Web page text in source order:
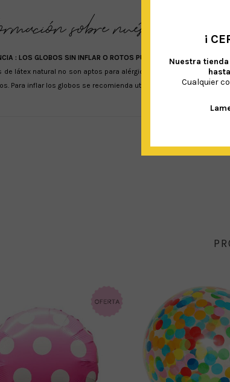
: LOS GLOBOS SIN INFLAR O ROTOS PUEDEN PROVOCAR
de látex natural no son aptos para alérgicos al látex y a sus
Para inflar los globos se recomienda utilizar siempre un inflador.
¡
Nuestra
Cualquier